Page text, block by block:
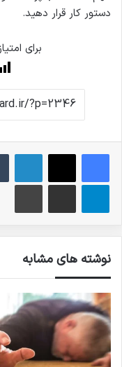
دستور کار قرار دهید.
برای
فیس بوک X
تلگرام اشتراک گذاری از طریق ایمیل
نوشته های مشابه